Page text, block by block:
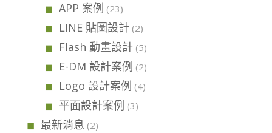
APP 案例 (23)
LINE 貼圖設計(2)
Flash 動畫設計(5)
E-DM 設計案例 (2)
Logo 設計案例 (4)
平面設計案例 (3)
最新消息 (2)